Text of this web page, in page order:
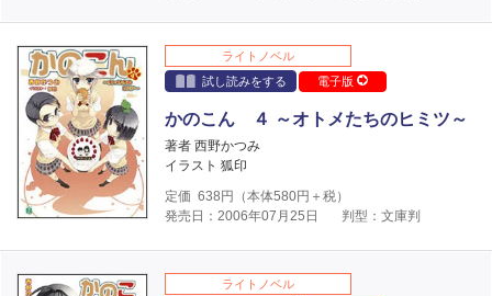
ライトノベル
試し読みをする
電子版
かのこん ４ ～オトメたちのヒミツ～
著者 西野かつみ
イラスト 狐印
定価 638 円（本体580円＋税）
発売日：2006年07月25日
判型：文庫判
ライトノベル